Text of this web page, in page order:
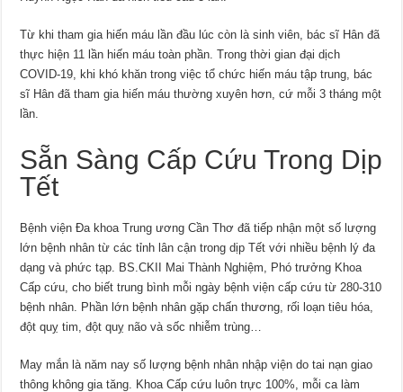
Từ khi tham gia hiến máu lần đầu lúc còn là sinh viên, bác sĩ Hân đã
thực hiện 11 lần hiến máu toàn phần. Trong thời gian đại dịch
COVID-19, khi khó khăn trong việc tổ chức hiến máu tập trung, bác
sĩ Hân đã tham gia hiến máu thường xuyên hơn, cứ mỗi 3 tháng một
lần.
Sẵn Sàng Cấp Cứu Trong Dịp
Tết
Bệnh viện Đa khoa Trung ương Cần Thơ đã tiếp nhận một số lượng
lớn bệnh nhân từ các tỉnh lân cận trong dịp Tết với nhiều bệnh lý đa
dạng và phức tạp. BS.CKII Mai Thành Nghiệm, Phó trưởng Khoa
Cấp cứu, cho biết trung bình mỗi ngày bệnh viện cấp cứu từ 280-310
bệnh nhân. Phần lớn bệnh nhân gặp chấn thương, rối loạn tiêu hóa,
đột quỵ tim, đột quỵ não và sốc nhiễm trùng…
May mắn là năm nay số lượng bệnh nhân nhập viện do tai nạn giao
thông không gia tăng. Khoa Cấp cứu luôn trực 100%, mỗi ca làm